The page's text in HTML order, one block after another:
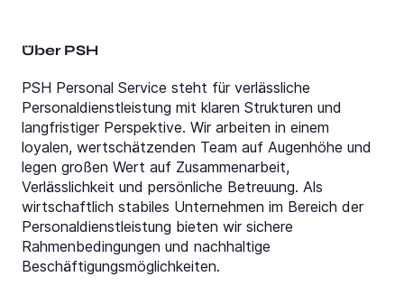
Über PSH
PSH Personal Service steht für verlässliche
Personaldienstleistung mit klaren Strukturen und
langfristiger Perspektive. Wir arbeiten in einem
loyalen, wertschätzenden Team auf Augenhöhe und
legen großen Wert auf Zusammenarbeit,
Verlässlichkeit und persönliche Betreuung. Als
wirtschaftlich stabiles Unternehmen im Bereich der
Personaldienstleistung bieten wir sichere
Rahmenbedingungen und nachhaltige
Beschäftigungsmöglichkeiten.